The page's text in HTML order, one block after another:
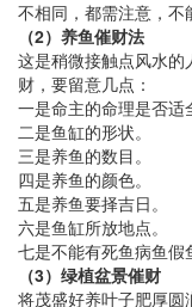
不相同，都需注意，不
（2）养鱼催财法
这是稍微接触点风水
财，要留意几点：
一是命主的命理是否适
二是鱼缸的形状。
三是养鱼的数目。
四是养鱼的颜色。
五是养鱼要择吉日。
六是鱼缸所放地点。
七是不能有死鱼病鱼假
（3）绿植盆景催财
将茂盛好养叶子肥厚